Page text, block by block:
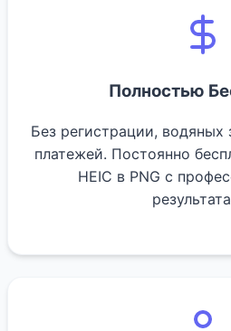
Полностью
Без регистрации,
платежей. Постоянно
HEIC в PNG с